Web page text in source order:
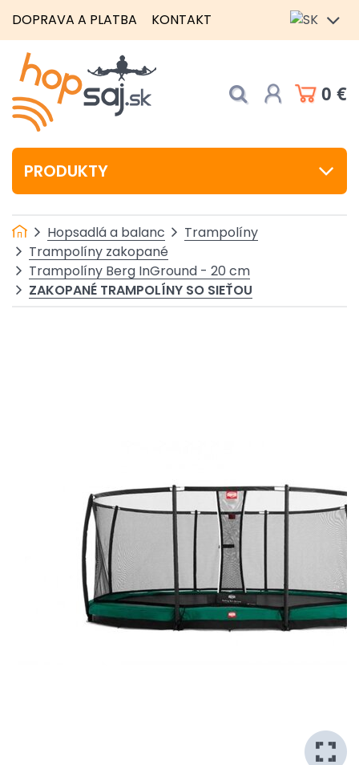
DOPRAVA A PLATBA KONTAKT
0 €
PRODUKTY
Hopsadlá a balanc
Trampolíny
Trampolíny zakopané
Trampolíny Berg InGround - 20 cm
ZAKOPANÉ TRAMPOLÍNY SO SIEŤOU